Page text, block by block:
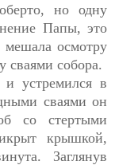
но одну
Папы, это
мешала осмотру
сваями собора.
и устремился в
сваями он
со стертыми
крышкой,
Заглянув